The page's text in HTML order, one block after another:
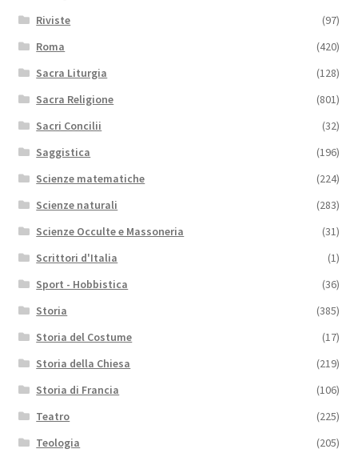
Riviste
(97)
Roma
(420)
Sacra Liturgia
(128)
Sacra Religione
(801)
Sacri Concilii
(32)
Saggistica
(196)
Scienze matematiche
(224)
Scienze naturali
(283)
Scienze Occulte e Massoneria
(31)
Scrittori d'Italia
(1)
Sport - Hobbistica
(36)
Storia
(385)
Storia del Costume
(17)
Storia della Chiesa
(219)
Storia di Francia
(106)
Teatro
(225)
Teologia
(205)